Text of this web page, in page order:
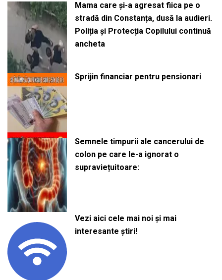
Mama care și-a agresat fiica pe o
stradă din Constanța, dusă la audieri.
Poliția și Protecția Copilului continuă
ancheta
Sprijin financiar pentru pensionari
Semnele timpurii ale cancerului de
colon pe care le-a ignorat o
supraviețuitoare:
Vezi aici cele mai noi și mai
interesante știri!